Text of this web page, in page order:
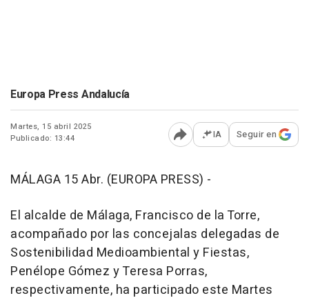
Europa Press Andalucía
Martes, 15 abril 2025
Publicado: 13:44
Abrir opciones para
IA Seguir en
MÁLAGA 15 Abr. (EUROPA PRESS) -
El alcalde de Málaga, Francisco de la Torre,
acompañado por las concejalas delegadas de
Sostenibilidad Medioambiental y Fiestas,
Penélope Gómez y Teresa Porras,
respectivamente, ha participado este Martes